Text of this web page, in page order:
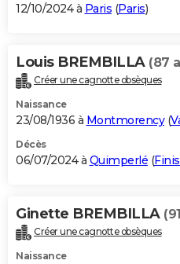
12/10/2024 à Paris (Paris)
Louis BREMBILLA (87
Créer une cagnotte obsèques
Naissance
23/08/1936 à Montmorency(
Décès
06/07/2024 à Quimperlé (
Ginette BREMBILLA
Créer une cagnotte obsèques
Naissance